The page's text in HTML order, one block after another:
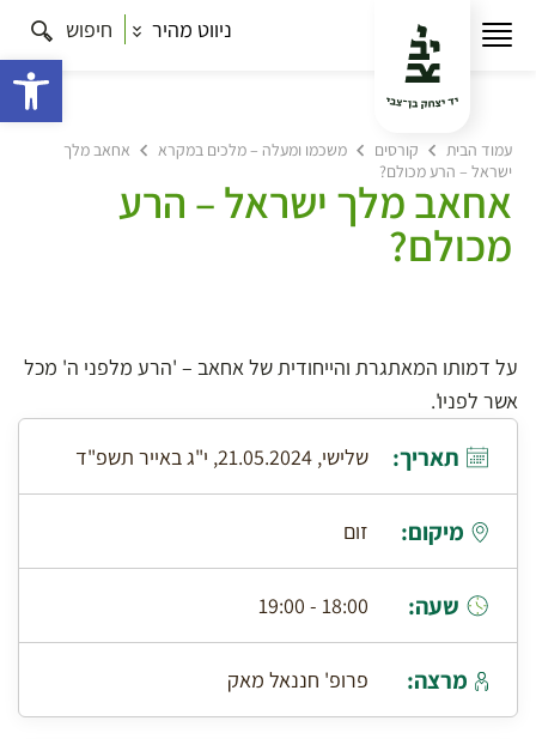
ניווט מהיר חיפוש
עמוד הבית קורסים משכמו ומעלה – מלכים במקרא
אחאב מלך
ישראל – הרע מכולם?
אחאב מלך ישראל – הרע
מכולם?
על דמותו המאתגרת והייחודית של אחאב – 'הרע מלפני ה' מכל
אשר לפניו'.
תאריך: שלישי, 21.05.2024, י"ג באייר תשפ"ד
מיקום: זום
שעה: 18:00 - 19:00
מרצה: פרופ' חננאל מאק